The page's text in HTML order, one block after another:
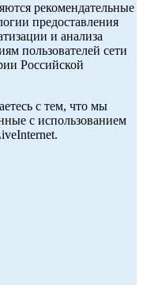
рекомендательные
предоставления
и анализа
пользователей сети
Российской
с тем, что мы
с использованием